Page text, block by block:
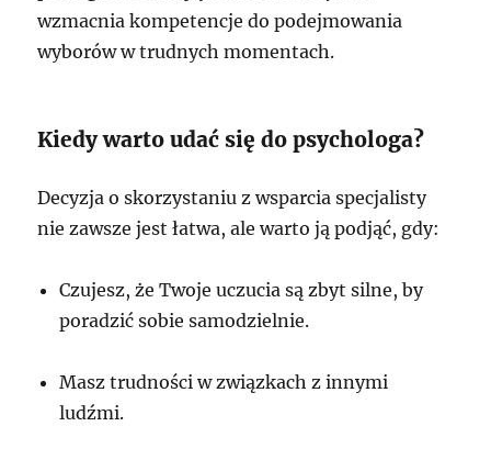
wzmacnia kompetencje do podejmowania
wyborów w trudnych momentach.
Kiedy warto udać się do psychologa?
Decyzja o skorzystaniu z wsparcia specjalisty
nie zawsze jest łatwa, ale warto ją podjąć, gdy:
Czujesz, że Twoje uczucia są zbyt silne, by
poradzić sobie samodzielnie.
Masz trudności w związkach z innymi
ludźmi.